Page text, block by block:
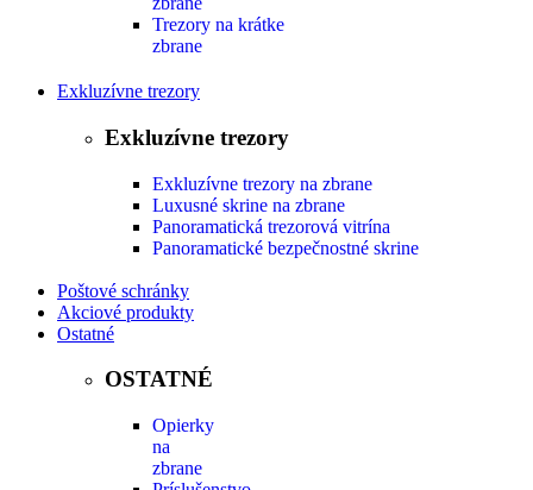
Trezory na krátke
zbrane
Exkluzívne trezory
Exkluzívne trezory
Exkluzívne trezory na zbrane
Luxusné skrine na zbrane
Panoramatická trezorová vitrína
Panoramatické bezpečnostné skrine
Poštové schránky
Akciové produkty
Ostatné
OSTATNÉ
Opierky
na
zbrane